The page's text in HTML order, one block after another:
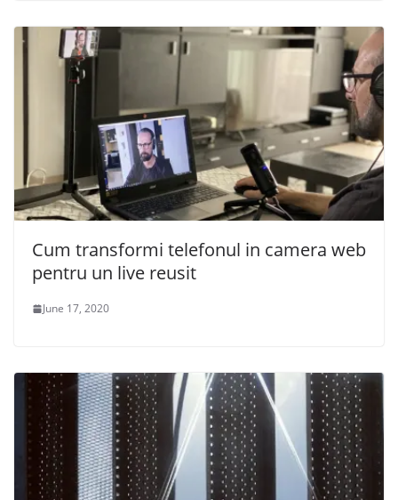
Cum transformi telefonul in camera web
pentru un live reusit
June 17, 2020